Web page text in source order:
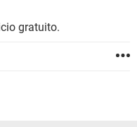
gratuito.